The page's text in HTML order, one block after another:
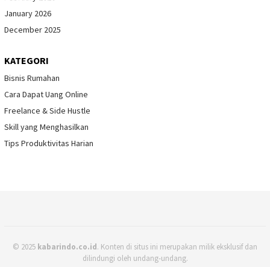
January 2026
December 2025
KATEGORI
Bisnis Rumahan
Cara Dapat Uang Online
Freelance & Side Hustle
Skill yang Menghasilkan
Tips Produktivitas Harian
© 2025 kabarindo.co.id. Konten di situs ini merupakan milik eksklusif dan
dilindungi oleh undang-undang.